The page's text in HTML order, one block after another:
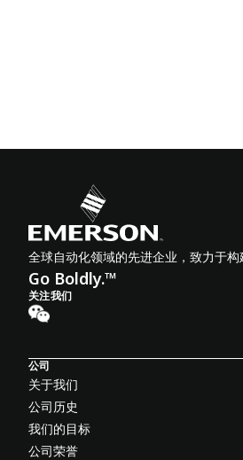
全球自动化领域的先进企业，致力于构
Go Boldly.™
关注我们
公司
关于我们
公司历史
我们的目标
公司荣誉